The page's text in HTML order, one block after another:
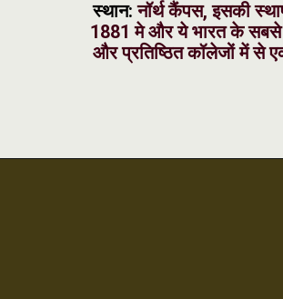
स्थान:नॉर्थ कैंपस, इसकी
1881 मे और ये भारत के सबसे
और प्रतिष्ठित कॉलेजों में से